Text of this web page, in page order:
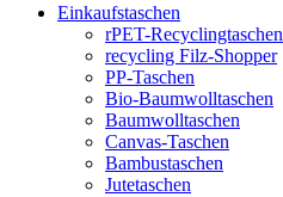
Einkaufstaschen
rPET-Recyclingtaschen
recycling Filz-Shopper
PP-Taschen
Bio-Baumwolltaschen
Baumwolltaschen
Canvas-Taschen
Bambustaschen
Jutetaschen